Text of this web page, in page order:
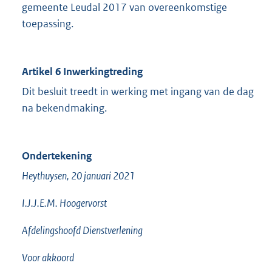
gemeente Leudal 2017 van overeenkomstige
toepassing.
Artikel 6 Inwerkingtreding
Dit besluit treedt in werking met ingang van de dag
na bekendmaking.
Ondertekening
Heythuysen, 20 januari 2021
I.J.J.E.M. Hoogervorst
Afdelingshoofd Dienstverlening
Voor akkoord